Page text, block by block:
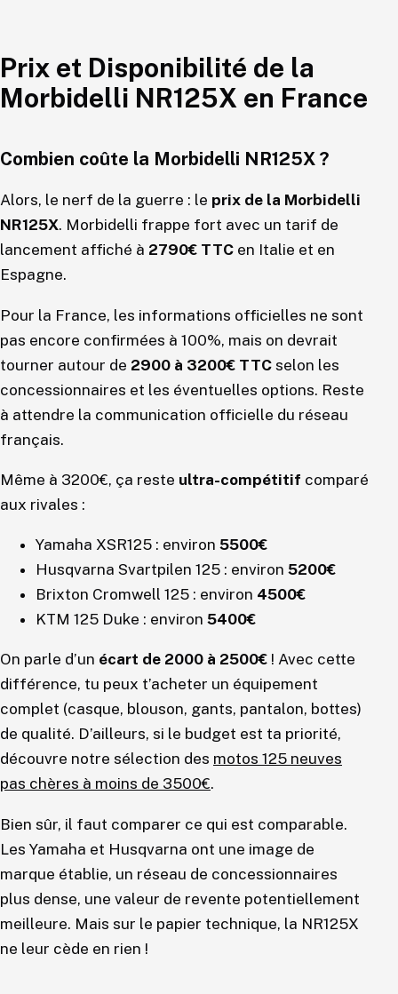
Prix et Disponibilité de la
Morbidelli NR125X en France
Combien coûte la Morbidelli NR125X ?
Alors, le nerf de la guerre : le prix de la Morbidelli
NR125X. Morbidelli frappe fort avec un tarif de
lancement affiché à 2790€ TTC en Italie et en
Espagne.
Pour la France, les informations officielles ne sont
pas encore confirmées à 100%, mais on devrait
tourner autour de 2900 à 3200€ TTC selon les
concessionnaires et les éventuelles options. Reste
à attendre la communication officielle du réseau
français.
Même à 3200€, ça reste ultra-compétitif comparé
aux rivales :
Yamaha XSR125 : environ 5500€
Husqvarna Svartpilen 125 : environ 5200€
Brixton Cromwell 125 : environ 4500€
KTM 125 Duke : environ 5400€
On parle d’un écart de 2000 à 2500€ ! Avec cette
différence, tu peux t’acheter un équipement
complet (casque, blouson, gants, pantalon, bottes)
de qualité. D’ailleurs, si le budget est ta priorité,
découvre notre sélection des motos 125 neuves
pas chères à moins de 3500€.
Bien sûr, il faut comparer ce qui est comparable.
Les Yamaha et Husqvarna ont une image de
marque établie, un réseau de concessionnaires
plus dense, une valeur de revente potentiellement
meilleure. Mais sur le papier technique, la NR125X
ne leur cède en rien !